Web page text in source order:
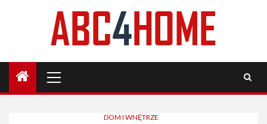
Menu
DOM I WNĘTRZE